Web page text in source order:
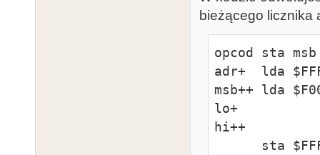
bieżącego licznika
opcod sta msb
adr+  lda
msb++ lda
lo+
hi++
sta